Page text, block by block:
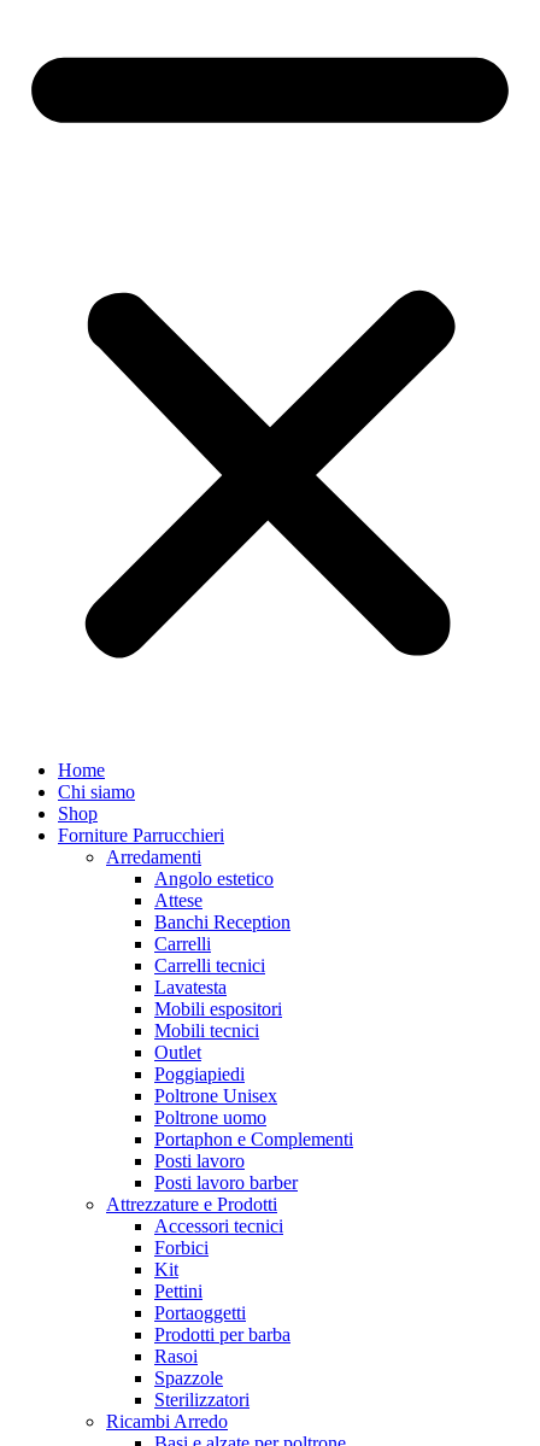
Home
Chi siamo
Shop
Forniture Parrucchieri
Arredamenti
Angolo estetico
Attese
Banchi Reception
Carrelli
Carrelli tecnici
Lavatesta
Mobili espositori
Mobili tecnici
Outlet
Poggiapiedi
Poltrone Unisex
Poltrone uomo
Portaphon e Complementi
Posti lavoro
Posti lavoro barber
Attrezzature e Prodotti
Accessori tecnici
Forbici
Kit
Pettini
Portaoggetti
Prodotti per barba
Rasoi
Spazzole
Sterilizzatori
Ricambi Arredo